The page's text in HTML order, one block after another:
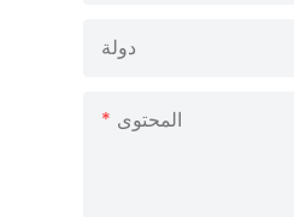
دولة
المحتوى